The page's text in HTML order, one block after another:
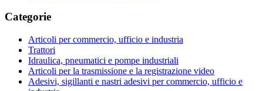
Categorie
Articoli per commercio, ufficio e industria
Trattori
Idraulica, pneumatici e pompe industriali
Articoli per la trasmissione e la registrazione video
Adesivi, sigillanti e nastri adesivi per commercio, ufficio e